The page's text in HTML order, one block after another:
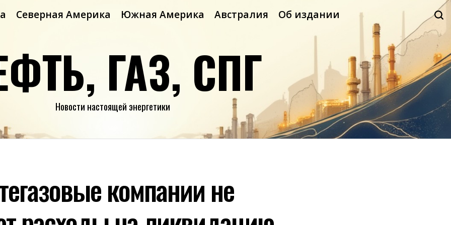
Северная Америка Южная Америка Австралия Об издании
ГАЗ, СПГ
Новости настоящей энергетики
компании не